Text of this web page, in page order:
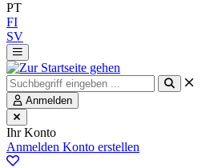
PT
FI
SV
Anmelden
Ihr Konto
Anmelden Konto erstellen